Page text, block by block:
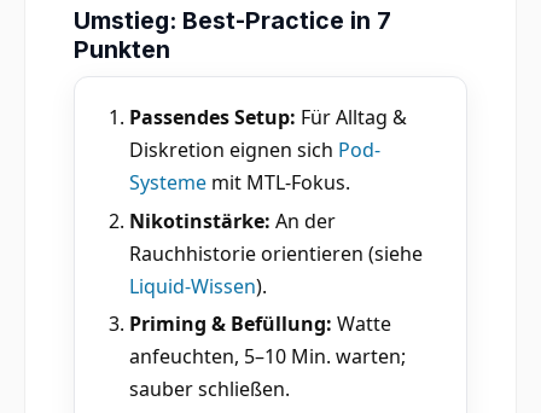
Umstieg: Best-Practice in 7
Punkten
Passendes Setup: Für Alltag &
Diskretion eignen sich Pod-
Systememit MTL-Fokus.
Nikotinstärke: An der
Rauchhistorie orientieren (siehe
Liquid-Wissen).
Priming & Befüllung: Watte
anfeuchten, 5–10 Min. warten;
sauber schließen.